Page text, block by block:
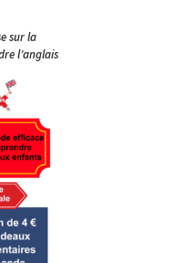
sur la
l’anglais